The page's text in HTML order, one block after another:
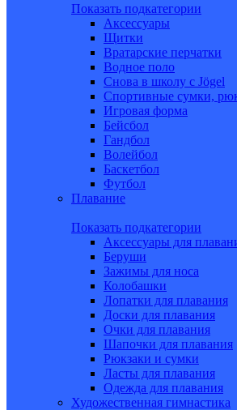
Показать подкатегории
Аксессуары
Щитки
Вратарские перчатки
Водное поло
Снова в школу c Jögel
Спортивные сумки,
Игровая форма
Бейсбол
Гандбол
Волейбол
Баскетбол
Футбол
Плавание
Показать подкатегории
Аксессуары для
Беруши
Зажимы для носа
Колобашки
Лопатки для плавания
Доски для плавания
Очки для плавания
Шапочки для плавания
Рюкзаки и сумки
Ласты для плавания
Одежда для плавания
Художественная гимнастика